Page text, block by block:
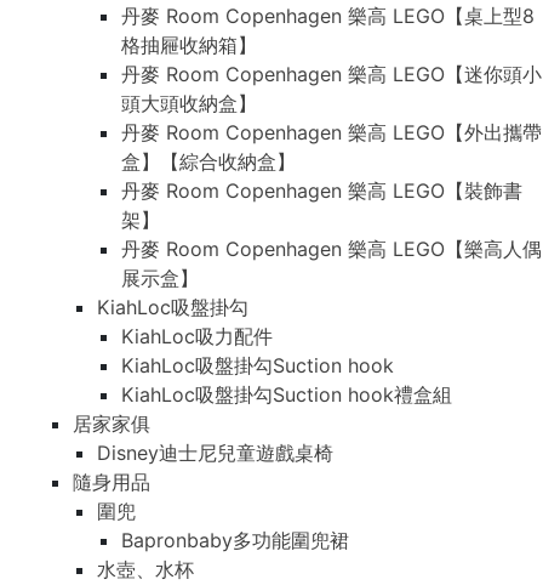
丹麥 Room Copenhagen 樂高 LEGO【桌上型8
格抽屜收納箱】
丹麥 Room Copenhagen 樂高 LEGO【迷你頭小
頭大頭收納盒】
丹麥 Room Copenhagen 樂高 LEGO【外出攜帶
盒】【綜合收納盒】
丹麥 Room Copenhagen 樂高 LEGO【裝飾書
架】
丹麥 Room Copenhagen 樂高 LEGO【樂高人偶
展示盒】
KiahLoc吸盤掛勾
KiahLoc吸力配件
KiahLoc吸盤掛勾Suction hook
KiahLoc吸盤掛勾Suction hook禮盒組
居家家俱
Disney迪士尼兒童遊戲桌椅
隨身用品
圍兜
Bapronbaby多功能圍兜裙
水壺、水杯